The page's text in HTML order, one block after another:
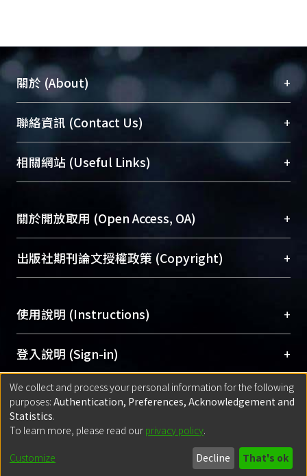
關於 (About) +
臺大位居世界頂尖大學之列，為永久珍藏及向國際
展現本校豐碩的研究成果及學術能量，圖書館整合
機構典藏（NTUR）與學術庫（AH）不同功能平
台，成為臺大學術典藏NTU scholars。期能整合研
成果。
To permanently archive and promote researcher
profiles and scholarly works, Library integrates the
services of “NTU Repository” with “Academic
聯絡資訊 (Contact Us) +
總館學科館員(Main Library)
醫學圖書館學科館員(Medical Library)
Sciences Library)
相關網站 (Useful Links) +
關於開放取用 (Open Access, OA) +
開放取用是從使用者角度提升資訊取用性的社會運
動，應用在學術研究上是透過將研究著作公開供使
用逐年攀升。同時可加速研究發展、提升研究影響
Archive）平台。 （點選深入了解OA）
出版社期刊論文授權政策 (Copyright) +
含部分內容的版權非匯入者所有，或由第三方贊
助與合作完成，請確認該版權所有者及第三方同
意提供此授權。
Please represent that the submission is your
original work, and that you have the right to
grant the rights to upload.
若欲上傳已出版的全文電子檔，可使用
policy finder
網站查詢，以確認出版單位之版權
政策。
使用說明 (Instructions) +
網站簡介(Quickstart Guide)
使用手冊(Instruction Manual)
線上預約服務(Booking Service)
登入說明 (Sign-in) +
方案一：臺灣大學計算機中心帳號登入
(With C&INC Email Account)
方案二：ORCID帳號登入(With ORCID)
匯入著作 (Submission) +
方案一：定期更新ORCID者，以ID匯入
for identifier (ORCID))
方案二：
(Default mode Submission)
Built withDSpace-CRIS software
- Extension maintained and optimized
We collect and process your personal information for the following
purposes: Authentication, Preferences, Acknowledgement and
Statistics.
To learn more, please read our privacy policy.
Customize Decline That's ok